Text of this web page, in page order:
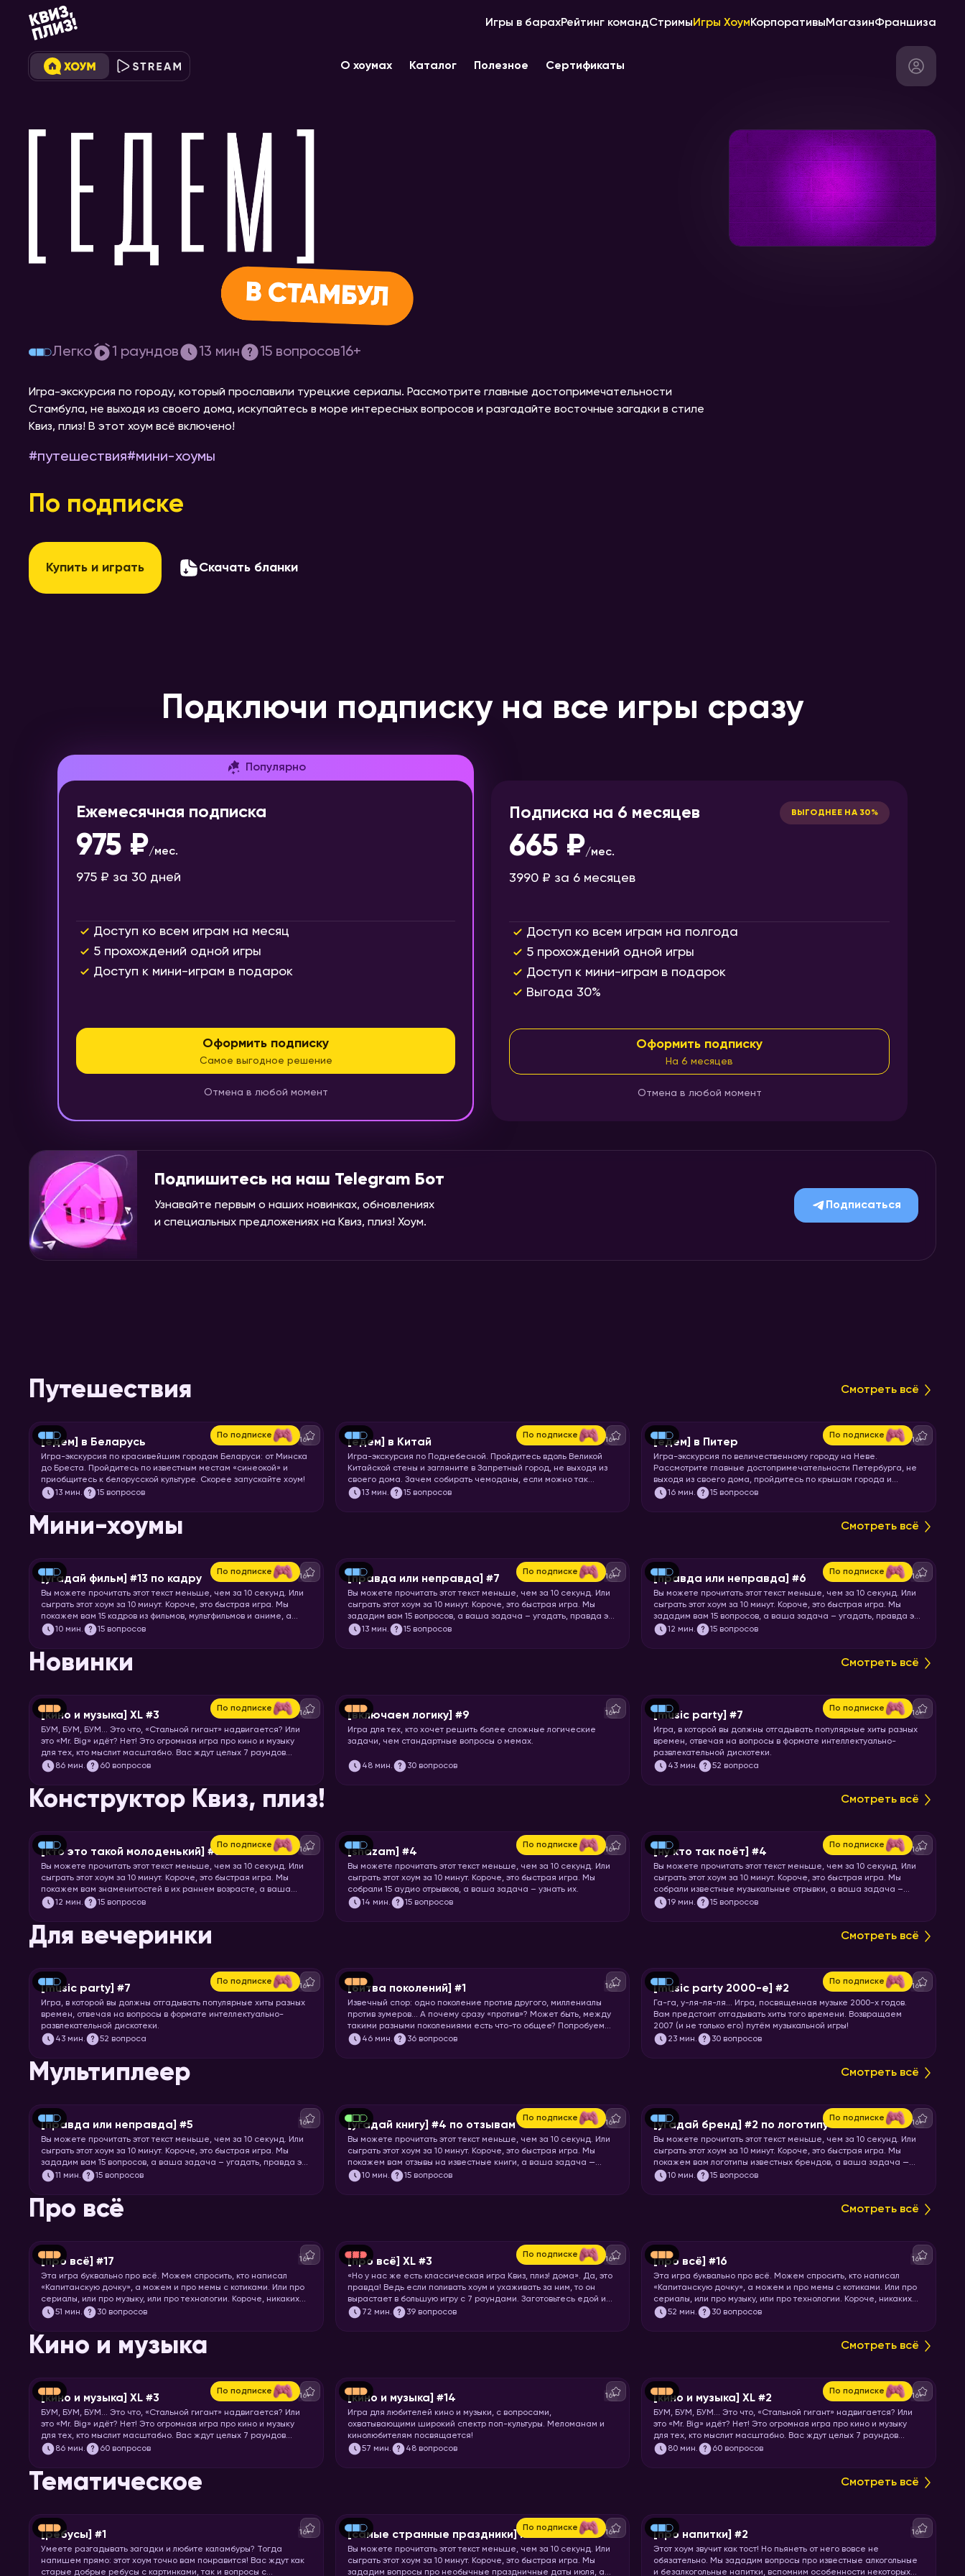
Игры в барахРейтинг командСтримыИгры ХоумКорпоративыМагазинФраншиза
О хоумах Каталог Полезное Сертификаты
[едем] в Стамбул
Легко 1 раундов 13 мин 15 вопросов16+
Игра-экскурсия по городу, который прославили турецкие сериалы. Рассмотрите главные достопримечательности
Стамбула, не выходя из своего дома, искупайтесь в море интересных вопросов и разгадайте восточные загадки в стиле
Квиз, плиз! В этот хоум всё включено!
#путешествия#мини-хоумы
По подписке
Купить и играть Скачать бланки
Подключи подписку на все игры сразу
Популярно
Ежемесячная подписка
975 ₽/мес.
975 ₽ за 30 дней
Доступ ко всем играм на месяц
5 прохождений одной игры
Доступ к мини-играм в подарок
Оформить подписку
Самое выгодное решение
Отмена в любой момент
Подписка на 6 месяцев ВЫГОДНЕЕ НА 30%
665 ₽/мес.
3990 ₽ за 6 месяцев
Доступ ко всем играм на полгода
5 прохождений одной игры
Доступ к мини-играм в подарок
Выгода 30%
Оформить подписку
На 6 месяцев
Отмена в любой момент
Подпишитесь на наш Telegram Бот
Узнавайте первым о наших новинках, обновлениях
и специальных предложениях на Квиз, плиз! Хоум.
Подписаться
Путешествия Смотреть всё
По подписке
[едем] в Беларусь 16+
Игра-экскурсия по красивейшим городам Беларуси: от Минска
до Бреста. Пройдитесь по известным местам «синеокой» и
приобщитесь к белорусской культуре. Скорее запускайте хоум!
13 мин. 15 вопросов
По подписке
[едем] в Китай 16+
Игра-экскурсия по Поднебесной. Пройдитесь вдоль Великой
Китайской стены и загляните в Запретный город, не выходя из
своего дома. Зачем собирать чемоданы, если можно так
просто увидеть Шанхай и Пекин? Вспоминайте свой любимый
13мин. 15 вопросов
По подписке
[едем] в Питер 16+
Игра-экскурсия по величественному городу на Неве.
Рассмотрите главные достопримечательности Петербурга, не
выходя из своего дома, пройдитесь по крышам города и
почувствуйте свежесть Финского залива. Перекусите
16 мин. 15 вопросов
Мини-хоумы Смотреть всё
По подписке
[угадай фильм] #13 по кадру 16+
Вы можете прочитать этот текст меньше, чем за 10 секунд. Или
сыграть этот хоум за 10 минут. Короче, это быстрая игра. Мы
покажем вам 15 кадров из фильмов, мультфильмов и аниме, а
ваша задача – угадать, откуда кадр.
10 мин. 15 вопросов
По подписке
[правда или неправда] #7 16+
Вы можете прочитать этот текст меньше, чем за 10 секунд. Или
сыграть этот хоум за 10 минут. Короче, это быстрая игра. Мы
зададим вам 15 вопросов, а ваша задача – угадать, правда это
или нет.
13мин. 15 вопросов
По подписке
[правда или неправда] #6 16+
Вы можете прочитать этот текст меньше, чем за 10 секунд. Или
сыграть этот хоум за 10 минут. Короче, это быстрая игра. Мы
зададим вам 15 вопросов, а ваша задача – угадать, правда это
или нет.
12 мин. 15 вопросов
Новинки Смотреть всё
По подписке
[кино и музыка] XL #3 16+
БУМ, БУМ, БУМ… Это что, «Стальной гигант» надвигается? Или
это «Mr. Big» идёт? Нет! Это огромная игра про кино и музыку
для тех, кто мыслит масштабно. Вас ждут целых 7 раундов
песен, клипов, отрывков из фильмов, сериалов и мультфильмов.
86 мин. 60 вопросов
[включаем логику] #9 16+
Игра для тех, кто хочет решить более сложные логические
задачи, чем стандартные вопросы о мемах.
48мин. 30 вопросов
По подписке
[music party] #7 16+
Игра, в которой вы должны отгадывать популярные хиты разных
времен, отвечая на вопросы в формате интеллектуально-
развлекательной дискотеки.
43 мин. 52 вопроса
Конструктор Квиз, плиз! Смотреть всё
По подписке
[кто это такой молоденький] #5 16+
Вы можете прочитать этот текст меньше, чем за 10 секунд. Или
сыграть этот хоум за 10 минут. Короче, это быстрая игра. Мы
покажем вам знаменитостей в их раннем возрасте, а ваша
задача – узнать их.
12 мин. 15 вопросов
По подписке
[shazam] #4 16+
Вы можете прочитать этот текст меньше, чем за 10 секунд. Или
сыграть этот хоум за 10 минут. Короче, это быстрая игра. Мы
собрали 15 аудио отрывков, а ваша задача – узнать их.
14 мин. 15 вопросов
По подписке
[ну кто так поёт] #4 16+
Вы можете прочитать этот текст меньше, чем за 10 секунд. Или
сыграть этот хоум за 10 минут. Короче, это быстрая игра. Мы
собрали известные музыкальные отрывки, а ваша задача –
угадать исполнителя или группу.
19 мин. 15 вопросов
Для вечеринки Смотреть всё
По подписке
[music party] #7 16+
Игра, в которой вы должны отгадывать популярные хиты разных
времен, отвечая на вопросы в формате интеллектуально-
развлекательной дискотеки.
43 мин. 52 вопроса
[битва поколений] #1 16+
Извечный спор: одно поколение против другого, миллениалы
против зумеров… А почему сразу «против»? Может быть, между
такими разными поколениями есть что-то общее? Попробуем
понять друг друга и поностальгируем по символам нескольких
46мин. 36 вопросов
По подписке
[music party 2000-е] #2 16+
Га-га, у-ля-ля-ля… Игра, посвященная музыке 2000-х годов.
Вам предстоит отгадывать хиты того времени. Возвращаем
2007 (и не только его) путём музыкальной игры!
23 мин. 30 вопросов
Мультиплеер Смотреть всё
[правда или неправда] #5 16+
Вы можете прочитать этот текст меньше, чем за 10 секунд. Или
сыграть этот хоум за 10 минут. Короче, это быстрая игра. Мы
зададим вам 15 вопросов, а ваша задача – угадать, правда это
или нет.
11 мин. 15 вопросов
По подписке
[угадай книгу] #4 по отзывам 16+
Вы можете прочитать этот текст меньше, чем за 10 секунд. Или
сыграть этот хоум за 10 минут. Короче, это быстрая игра. Мы
покажем вам отзывы на известные книги, а ваша задача —
угадать, что это за книга.
10мин. 15 вопросов
По подписке
[угадай бренд] #2 по логотипу 16+
Вы можете прочитать этот текст меньше, чем за 10 секунд. Или
сыграть этот хоум за 10 минут. Короче, это быстрая игра. Мы
покажем вам логотипы известных брендов, а ваша задача —
угадать бренд.
10 мин. 15 вопросов
Про всё Смотреть всё
[про всё] #17 16+
Эта игра буквально про всё. Можем спросить, кто написал
«Капитанскую дочку», а можем и про мемы с котиками. Или про
сериалы, или про музыку, или про технологии. Короче, никаких
специфических знаний не требуется! Только вы и ваше
51 мин. 30 вопросов
По подписке
[про всё] XL #3 16+
«Но у нас же есть классическая игра Квиз, плиз! дома». Да, это
правда! Ведь если поливать хоум и ухаживать за ним, то он
вырастает в большую игру с 7 раундами. Заготовьтесь едой и
запускайте хоумище!
72 мин. 39 вопросов
[про всё] #16 16+
Эта игра буквально про всё. Можем спросить, кто написал
«Капитанскую дочку», а можем и про мемы с котиками. Или про
сериалы, или про музыку, или про технологии. Короче, никаких
специфических знаний не требуется! Только вы и ваше
52 мин. 30 вопросов
Кино и музыка Смотреть всё
По подписке
[кино и музыка] XL #3 16+
БУМ, БУМ, БУМ… Это что, «Стальной гигант» надвигается? Или
это «Mr. Big» идёт? Нет! Это огромная игра про кино и музыку
для тех, кто мыслит масштабно. Вас ждут целых 7 раундов
песен, клипов, отрывков из фильмов, сериалов и мультфильмов.
86 мин. 60 вопросов
[кино и музыка] #14 16+
Игра для любителей кино и музыки, с вопросами,
охватывающими широкий спектр поп-культуры. Меломанам и
кинолюбителям посвящается!
57 мин. 48 вопросов
По подписке
[кино и музыка] XL #2 16+
БУМ, БУМ, БУМ… Это что, «Стальной гигант» надвигается? Или
это «Mr. Big» идёт? Нет! Это огромная игра про кино и музыку
для тех, кто мыслит масштабно. Вас ждут целых 7 раундов
песен, клипов, отрывков из фильмов, сериалов и мультфильмов.
80 мин. 60 вопросов
Тематическое Смотреть всё
[ребусы] #1 16+
Умеете разгадывать загадки и любите каламбуры? Тогда
напишем прямо: этот хоум точно вам понравится! Вас ждут как
старые добрые ребусы с картинками, так и вопросы с
По подписке
[самые странные праздники] июль 16+
Вы можете прочитать этот текст меньше, чем за 10 секунд. Или
сыграть этот хоум за 10 минут. Короче, это быстрая игра. Мы
зададим вопросы про необычные праздничные даты июля, а
[про напитки] #2 16+
Этот хоум звучит как тост! Но пьянеть от него вовсе не
обязательно. Мы зададим вопросы про известные алкогольные
и безалкогольные напитки, вспомним особенности некоторых